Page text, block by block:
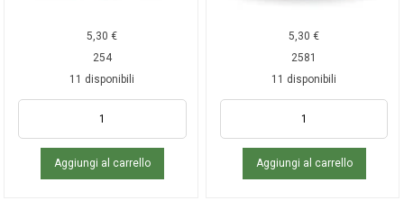
5,30€
254
11 disponibili
Aggiungi al carrello
5,30€
2581
11 disponibili
Aggiungi al carrello